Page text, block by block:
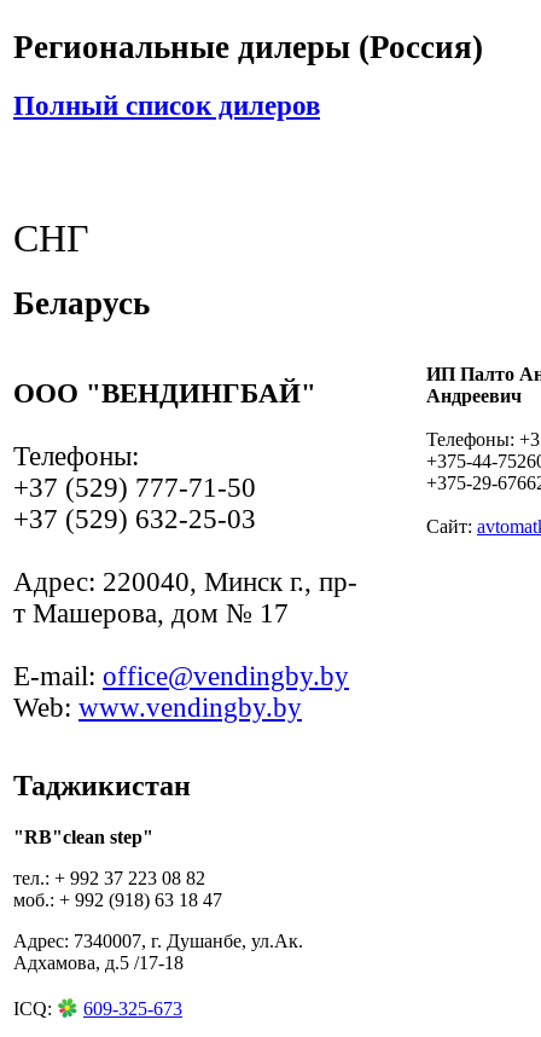
Региональные дилеры (Россия)
Полный список дилеров
СНГ
Беларусь
ООО "ВЕНДИНГБАЙ"
Телефоны:
+37 (529) 777-71-50
+37 (529) 632-25-03
Адрес: 220040, Минск г., пр-
т Машерова, дом № 17
E-mail: office@vendingby.by
Web: www.vendingby.by
ИП Палто
Андреевич
Телефоны:
+375-44-
+375-29-
Сайт:
Таджикистан
"RB"clean step"
тел.: + 992 37 223 08 82
моб.: + 992 (918) 63 18 47
Адрес: 7340007, г. Душанбе, ул.Ак.
Адхамова, д.5 /17-18
ICQ:
609-325-673